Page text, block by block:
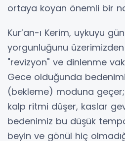
ortaya koyan önemli bir
​Kur’an-ı Kerim, uykuyu
yorgunluğunu
"revizyon" ve dinlenme
Gece olduğunda
(bekleme) moduna
kalp ritmi düşer, kaslar
bedenimiz bu düşük
beyin ve gönül hiç